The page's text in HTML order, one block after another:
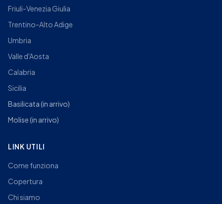
Friuli-Venezia Giulia
Trentino-Alto Adige
Umbria
Valle d'Aosta
Calabria
Sicilia
Basilicata(in arrivo)
Molise(in arrivo)
LINK UTILI
Come funziona
Copertura
Chi siamo